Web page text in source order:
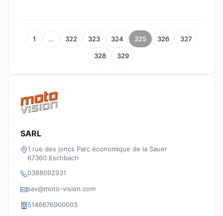
1 … 322 323 324 325 326 327
328 329
SARL
1 rue des joncs Parc économique de la Sauer
67360 Eschbach
0388092931
sav@moto-vision.com
5146676900003